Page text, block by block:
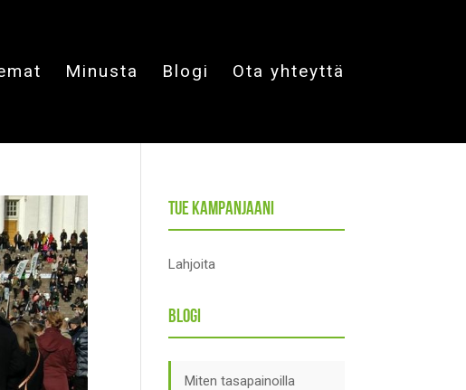
Minusta Blogi Ota yhteyttä
Tue kampanjaani
Lahjoita
Blogi
Miten tasapainoilla